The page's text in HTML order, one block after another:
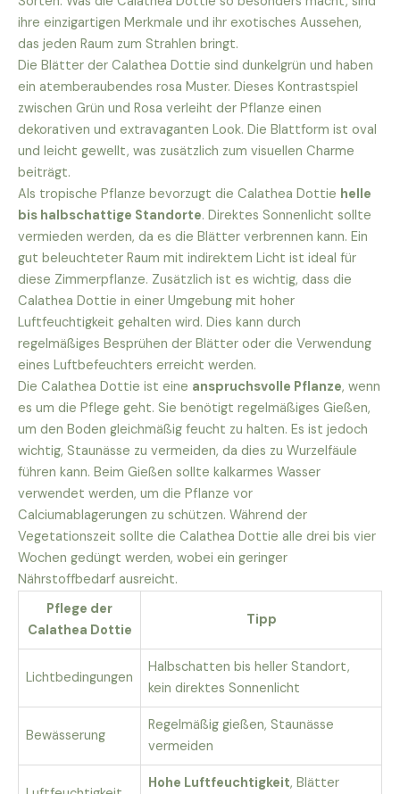
ihre einzigartigen Merkmale und ihr exotisches Aussehen,
das jeden Raum zum Strahlen bringt.
Die Blätter der Calathea Dottie sind dunkelgrün und haben
ein atemberaubendes rosa Muster. Dieses Kontrastspiel
zwischen Grün und Rosa verleiht der Pflanze einen
dekorativen und extravaganten Look. Die Blattform ist oval
und leicht gewellt, was zusätzlich zum visuellen Charme
beiträgt.
Als tropische Pflanze bevorzugt die Calathea Dottie helle
bis halbschattige Standorte. Direktes Sonnenlicht sollte
vermieden werden, da es die Blätter verbrennen kann. Ein
gut beleuchteter Raum mit indirektem Licht ist ideal für
diese Zimmerpflanze. Zusätzlich ist es wichtig, dass die
Calathea Dottie in einer Umgebung mit hoher
Luftfeuchtigkeit gehalten wird. Dies kann durch
regelmäßiges Besprühen der Blätter oder die Verwendung
eines Luftbefeuchters erreicht werden.
Die Calathea Dottie ist eine anspruchsvolle Pflanze, wenn
es um die Pflege geht. Sie benötigt regelmäßiges Gießen,
um den Boden gleichmäßig feucht zu halten. Es ist jedoch
wichtig, Staunässe zu vermeiden, da dies zu Wurzelfäule
führen kann. Beim Gießen sollte kalkarmes Wasser
verwendet werden, um die Pflanze vor
Calciumablagerungen zu schützen. Während der
Vegetationszeit sollte die Calathea Dottie alle drei bis vier
Wochen gedüngt werden, wobei ein geringer
Nährstoffbedarf ausreicht.
Pflege der
Calathea Dottie
Tipp
Lichtbedingungen
Halbschatten bis heller Standort,
kein direktes Sonnenlicht
Bewässerung
Regelmäßig gießen, Staunässe
vermeiden
Hohe Luftfeuchtigkeit, Blätter